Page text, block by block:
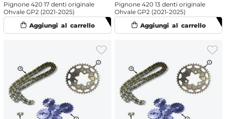
Pignone 420 17 denti originale
Ohvale GP2 (2021-2025)
Pignone 420 13 denti originale
Ohvale GP2 (2021-2025)